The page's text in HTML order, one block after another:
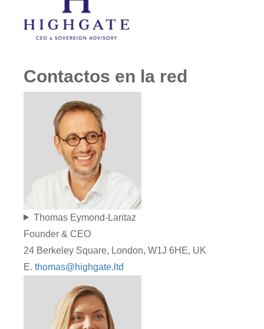
Contactos en la red
Thomas Eymond-Laritaz
Founder & CEO
24 Berkeley Square, London, W1J 6HE, UK
E. thomas@highgate.ltd